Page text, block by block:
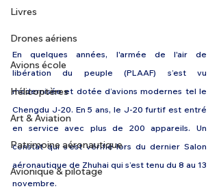
Livres
Drones aériens
Avions école
Hélicoptères
Art & Aviation
Patrimoine aéronautique
Avionique & pilotage
En quelques années, l'armée de l'air de
libération du peuple (PLAAF) s’est vu
modernisée et dotée d’avions modernes tel le
Chengdu J-20. En 5 ans, le J-20 furtif est entré
en service avec plus de 200 appareils. Un
constat qui s’est vérifié lors du dernier Salon
aéronautique de Zhuhai qui s’est tenu du 8 au 13
novembre.